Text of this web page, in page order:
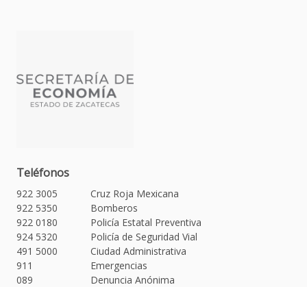
Teléfonos
922 3005
Cruz Roja Mexicana
922 5350
Bomberos
922 0180
Policía Estatal Preventiva
924 5320
Policía de Seguridad Vial
491 5000
Ciudad Administrativa
911
Emergencias
089
Denuncia Anónima